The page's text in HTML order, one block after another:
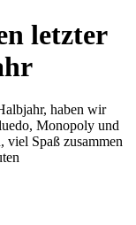
letzter
haben wir
Monopoly und
viel Spaß zusammen